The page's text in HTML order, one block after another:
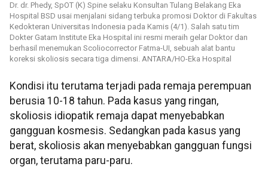
Dr. dr. Phedy, SpOT (K) Spine selaku Konsultan Tulang Belakang Eka
Hospital BSD usai menjalani sidang terbuka promosi Doktor di Fakultas
Kedokteran Universitas Indonesia pada Kamis (4/1). Salah satu tim
Dokter Gatam Institute Eka Hospital ini resmi meraih gelar Doktor dan
berhasil menemukan Scoliocorrector Fatma-UI, sebuah alat bantu
koreksi skoliosis secara tiga dimensi. ANTARA/HO-Eka Hospital
Kondisi itu terutama terjadi pada remaja perempuan
berusia 10-18 tahun. Pada kasus yang ringan,
skoliosis idiopatik remaja dapat menyebabkan
gangguan kosmesis. Sedangkan pada kasus yang
berat, skoliosis akan menyebabkan gangguan fungsi
organ, terutama paru-paru.